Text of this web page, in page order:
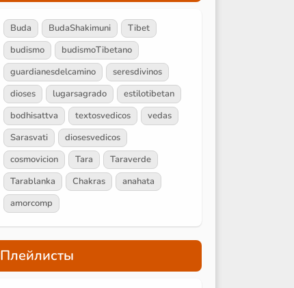
Buda BudaShakimuni
Tibet
budismo
budismoTibetano
guardianesdelcamino
seresdivinos
dioses
lugarsagrado
estilotibetan
bodhisattva
textosvedicos
vedas
Sarasvati
diosesvedicos
cosmovicion
Tara
Taraverde
Tarablanka
Chakras
anahata
amorcomp
Плейлисты